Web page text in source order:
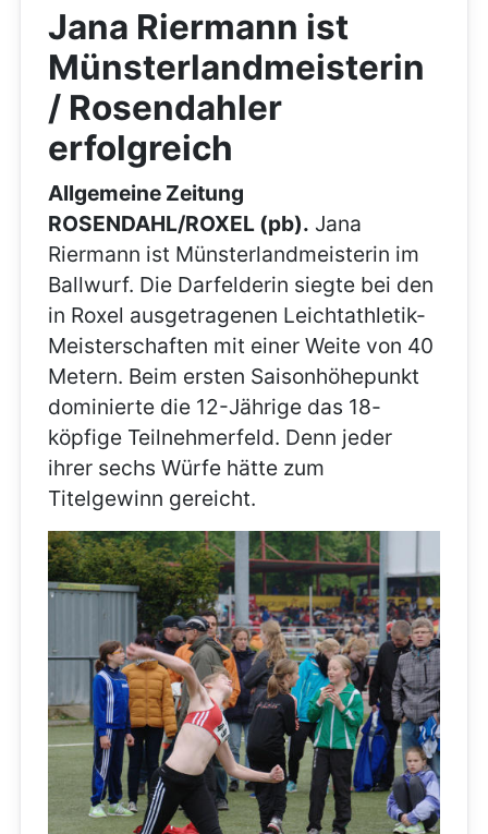
Jana Riermann ist
Münsterlandmeisterin
/ Rosendahler
erfolgreich
Allgemeine Zeitung
ROSENDAHL/ROXEL (pb). Jana
Riermann ist Münsterlandmeisterin im
Ballwurf. Die Darfelderin siegte bei den
in Roxel ausgetragenen Leichtathletik-
Meisterschaften mit einer Weite von 40
Metern. Beim ersten Saisonhöhepunkt
dominierte die 12-Jährige das 18-
köpfige Teilnehmerfeld. Denn jeder
ihrer sechs Würfe hätte zum
Titelgewinn gereicht.